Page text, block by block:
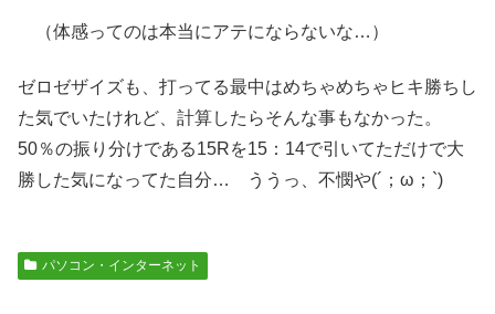
（体感ってのは本当にアテにならないな…）
ゼロゼザイズも、打ってる最中はめちゃめちゃヒキ勝ちし
た気でいたけれど、計算したらそんな事もなかった。
50％の振り分けである15Rを15：14で引いてただけで大
勝した気になってた自分… ううっ、不憫や(´；ω；`)
パソコン・インターネット